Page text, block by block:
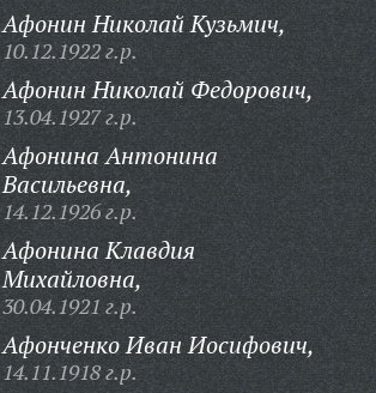
Афонин Николай Кузьмич,
10.12.1922 г.р.
Афонин Николай Федорович,
13.04.1927 г.р.
Афонина Антонина
Васильевна,
14.12.1926 г.р.
Афонина Клавдия
Михайловна,
30.04.1921 г.р.
Афонченко Иван Иосифович,
14.11.1918 г.р.